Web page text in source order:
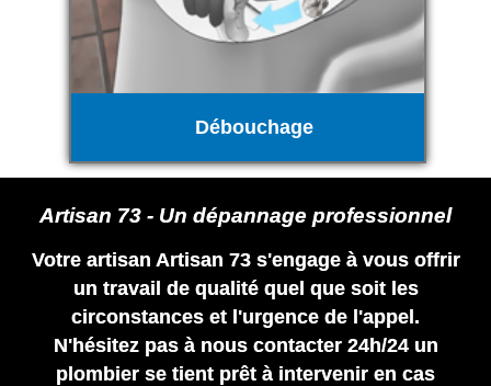
Débouchage
Artisan 73 - Un dépannage professionnel
Votre artisan Artisan 73 s'engage à vous offrir
un travail de qualité quel que soit les
circonstances et l'urgence de l'appel.
N'hésitez pas à nous contacter 24h/24 un
plombier se tient prêt à intervenir en cas